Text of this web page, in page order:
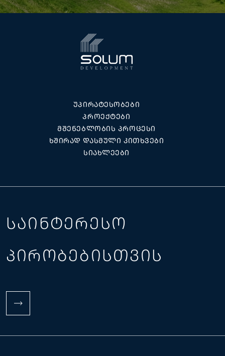
ᲣᲞᲘᲠᲐᲢᲔᲡᲝᲑᲔᲑᲘ
ᲞᲠᲝᲔᲥᲢᲔᲑᲘ
ᲛᲨᲔᲜᲔᲑᲚᲝᲑᲘᲡ ᲞᲠᲝᲪᲔᲡᲘ
ᲮᲨᲘᲠᲐᲓ ᲓᲐᲡᲛᲣᲚᲘ ᲙᲘᲗᲮᲕᲔᲑᲘ
ᲡᲘᲐᲮᲚᲔᲔᲑᲘ
ᲡᲐᲘᲜᲢᲔᲠᲔᲡᲝ
ᲞᲘᲠᲝᲑᲔᲑᲘᲡᲗᲕᲘᲡ